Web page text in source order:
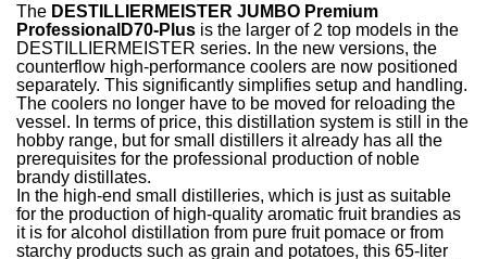
The DESTILLIERMEISTER JUMBO Premium
ProfessionalD70-Plus is the larger of 2 top models in the
DESTILLIERMEISTER series. In the new versions, the
counterflow high-performance coolers are now positioned
separately. This significantly simplifies setup and handling.
The coolers no longer have to be moved for reloading the
vessel. In terms of price, this distillation system is still in the
hobby range, but for small distillers it already has all the
prerequisites for the professional production of noble
brandy distillates.
In the high-end small distilleries, which is just as suitable
for the production of high-quality aromatic fruit brandies as
it is for alcohol distillation from pure fruit pomace or from
starchy products such as grain and potatoes, this 65-liter